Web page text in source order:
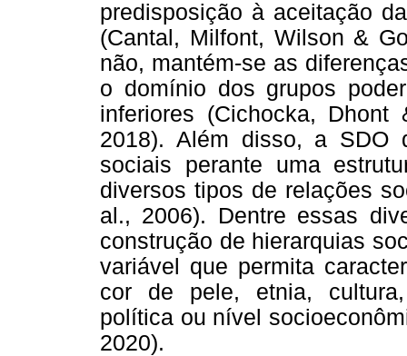
predisposição à aceitação
(Cantal, Milfont, Wilson &
não, mantém-se as
o domínio dos grupos
inferiores (Cichocka,
2018). Além disso, a SDO
sociais perante uma
diversos tipos de relações
al., 2006). Dentre essas
construção de hierarquias
variável que permita
cor de pele, etnia, cultura,
política ou nível
2020).